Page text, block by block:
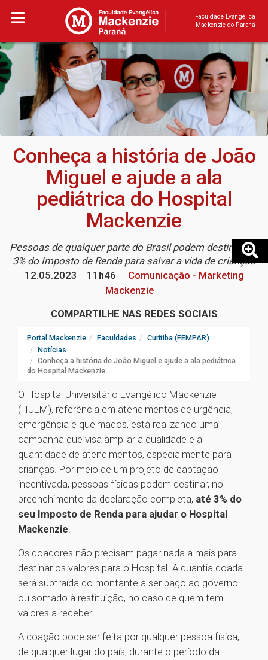
Faculdade Evangélica
Mackenzie do Paraná
Conheça a história de João
Miguel e ajude a ala
pediátrica do Hospital
Mackenzie
Pessoas de qualquer parte do Brasil podem destinar até
3% do Imposto de Renda para salvar a vida de crianças
12.05.2023
11h46
Comunicação - Marketing
Mackenzie
COMPARTILHE NAS REDES SOCIAIS
Portal Mackenzie Faculdades
Curitiba (FEMPAR)
Notícias
Conheça a história de João Miguel e ajude a ala pediátrica
do Hospital Mackenzie
O Hospital Universitário Evangélico Mackenzie
(HUEM), referência em atendimentos de urgência,
emergência e queimados, está realizando uma
campanha que visa ampliar a qualidade e a
quantidade de atendimentos, especialmente para
crianças. Por meio de um projeto de captação
incentivada, pessoas físicas podem destinar, no
preenchimento da declaração completa, até 3% do
seu Imposto de Renda para ajudar o Hospital
Mackenzie.
Os doadores não precisam pagar nada a mais para
destinar os valores para o Hospital. A quantia doada
será subtraída do montante a ser pago ao governo
ou somado à restituição, no caso de quem tem
valores a receber.
A doação pode ser feita por qualquer pessoa física,
de qualquer lugar do país, durante o período da